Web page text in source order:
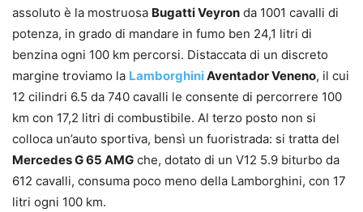
assoluto è la mostruosa Bugatti Veyron da 1001 cavalli di
potenza, in grado di mandare in fumo ben 24,1 litri di
benzina ogni 100 km percorsi. Distaccata di un discreto
margine troviamo la LamborghiniAventador Veneno, il cui
12 cilindri 6.5 da 740 cavalli le consente di percorrere 100
km con 17,2 litri di combustibile. Al terzo posto non si
colloca un’auto sportiva, bensì un fuoristrada: si tratta del
Mercedes G 65 AMG che, dotato di un V12 5.9 biturbo da
612 cavalli, consuma poco meno della Lamborghini, con 17
litri ogni 100 km.